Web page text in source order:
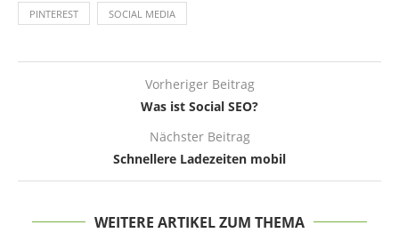
PINTEREST SOCIAL MEDIA
Vorheriger Beitrag
Was ist Social SEO?
Nächster Beitrag
Schnellere Ladezeiten mobil
WEITERE ARTIKEL ZUM THEMA